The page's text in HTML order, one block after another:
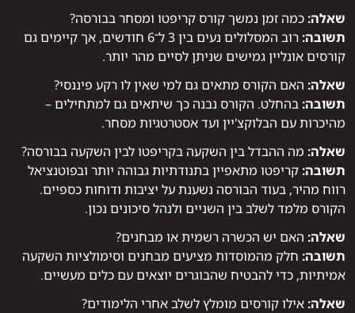
שאלה:כמה זמן נמשך קורס קריפטו ומסחר בבורסה?
תשובה:
רוב המסלולים נעים בין 3 ל־6 חודשים, אך קיימים גם
קורסים אונליין גמישים שניתן לסיים מהר יותר.
שאלה: האם הקורס מתאים גם למי שאין לו רקע פיננסי?
תשובה:בהחלט. הקורס נבנה כך שיתאים גם למתחילים –
מהיכרות עם הבלוקצ'יין ועד אסטרטגיות מסחר.
שאלה: מה ההבדל בין השקעה בקריפטו לבין השקעה בבורסה?
תשובה:קריפטו מתאפיין בתנודתיות גבוהה יותר ובפוטנציאל
רווח מהיר, בעוד הבורסה נשענת על יציבות ודוחות כספיים.
הקורס מלמד לשלב בין השניים ולנהל סיכונים נכון.
שאלה: האם יש הכשרה רשמית או מבחנים?
תשובה: חלק מהמוסדות מציעים מבחנים וסימולציות השקעה
אמיתיות, כדי להבטיח שהבוגרים יוצאים עם כלים מעשיים.
שאלה:אילו קורסים מומלץ לשלב אחרי הלימודים?